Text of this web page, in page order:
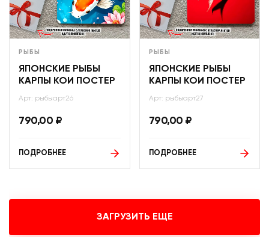
РЫБЫ
ЯПОНСКИЕ РЫБЫ
КАРПЫ КОИ ПОСТЕР
Арт: рыбыарт26
790,00 ₽
ПОДРОБНЕЕ
РЫБЫ
ЯПОНСКИЕ РЫБЫ
КАРПЫ КОИ ПОСТЕР
Арт: рыбыарт27
790,00 ₽
ПОДРОБНЕЕ
ЗАГРУЗИТЬ ЕЩЕ